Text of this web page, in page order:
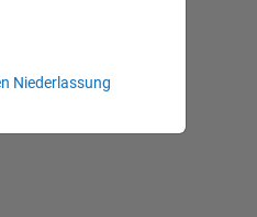
Niederlassung